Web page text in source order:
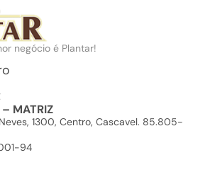
negócio é Plantar!
MATRIZ
1300, Centro, Cascavel. 85.805-
94